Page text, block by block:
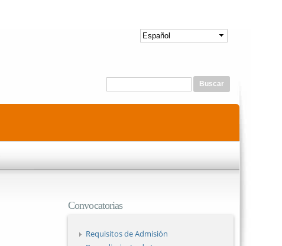
Convocatorias
Requisitos de Admisión